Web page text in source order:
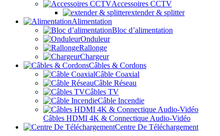
Accessoires CCTV
extender & splitter
Alimentation
Bloc d’alimentation
Onduleur
Rallonge
Chargeur
Câbles & Cordons
Câble Coaxial
Câble Réseau
Câbles TV
Câble Incendie
Câbles HDMI 4K & Connectique Audio-Vidéo
Centre De Téléchargement